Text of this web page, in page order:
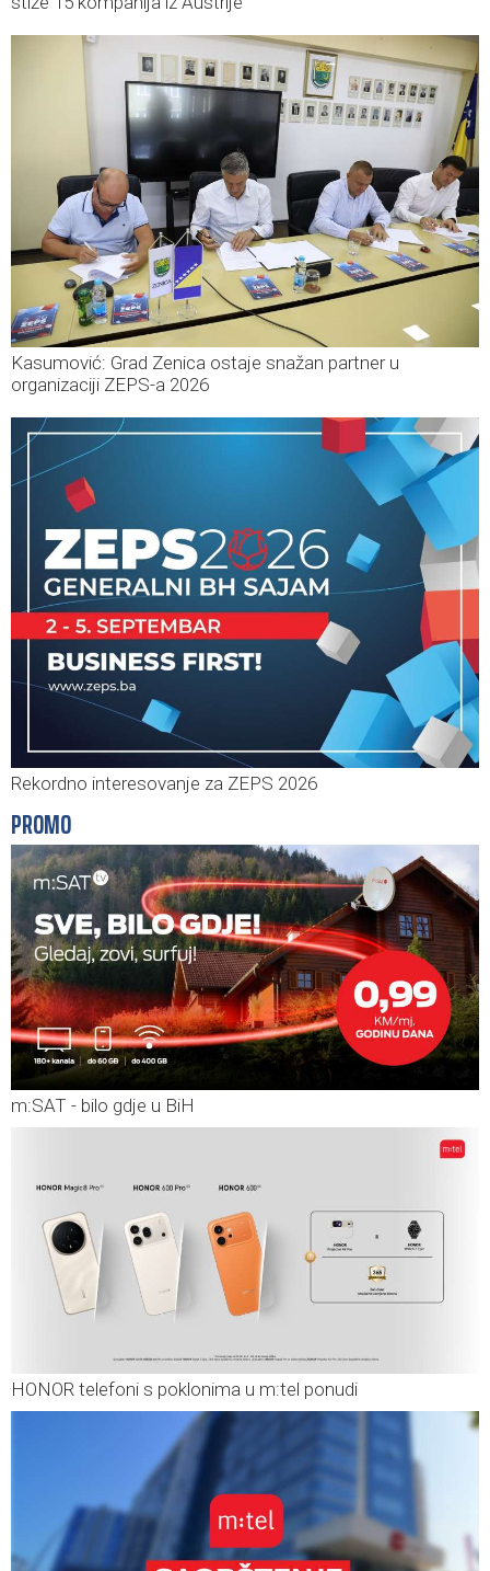
Kasumović: Grad Zenica ostaje snažan partner u
organizaciji ZEPS-a 2026
Rekordno interesovanje za ZEPS 2026
PROMO
m:SAT - bilo gdje u BiH
HONOR telefoni s poklonima u m:tel ponudi